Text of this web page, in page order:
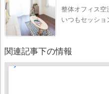
整体オフィス空
いつもセッシ
関連記事下の情報